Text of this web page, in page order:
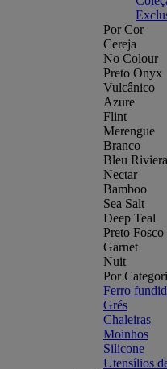
Por Cor
Cereja
No Colour
Preto Onyx
Vulcânico
Azure
Flint
Merengue
Branco
Bleu Riviera
Nectar
Bamboo
Sea Salt
Deep Teal
Preto Fosco
Garnet
Nuit
Por
Ferro
Grés
Chaleiras
Moinhos
Silicone
Utensílios